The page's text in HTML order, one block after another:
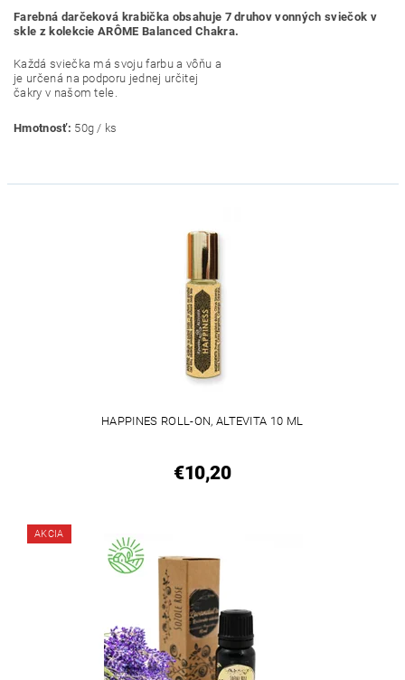
Farebná darčeková krabička obsahuje 7 druhov vonných sviečok v
skle z kolekcie ARÔME Balanced Chakra.
Každá sviečka má svoju farbu a vôňu a
je určená na podporu jednej určitej
čakry v našom tele.
Hmotnosť: 50g / ks
HAPPINES ROLL-ON, ALTEVITA 10 ML
€10,20
AKCIA